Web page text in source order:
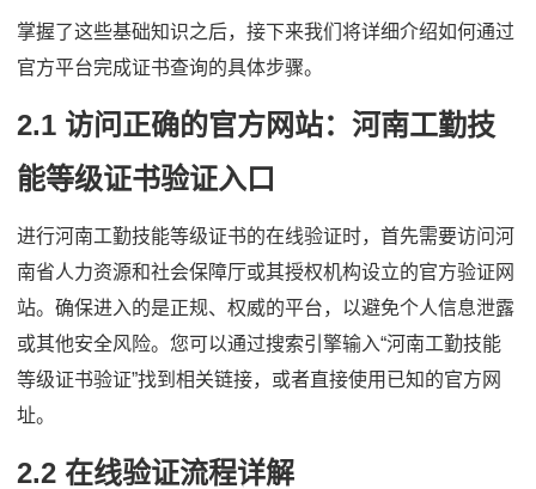
掌握了这些基础知识之后，接下来我们将详细介绍如何通过
官方平台完成证书查询的具体步骤。
2.1 访问正确的官方网站：河南工勤技
能等级证书验证入口
进行河南工勤技能等级证书的在线验证时，首先需要访问河
南省人力资源和社会保障厅或其授权机构设立的官方验证网
站。确保进入的是正规、权威的平台，以避免个人信息泄露
或其他安全风险。您可以通过搜索引擎输入“河南工勤技能
等级证书验证”找到相关链接，或者直接使用已知的官方网
址。
2.2 在线验证流程详解